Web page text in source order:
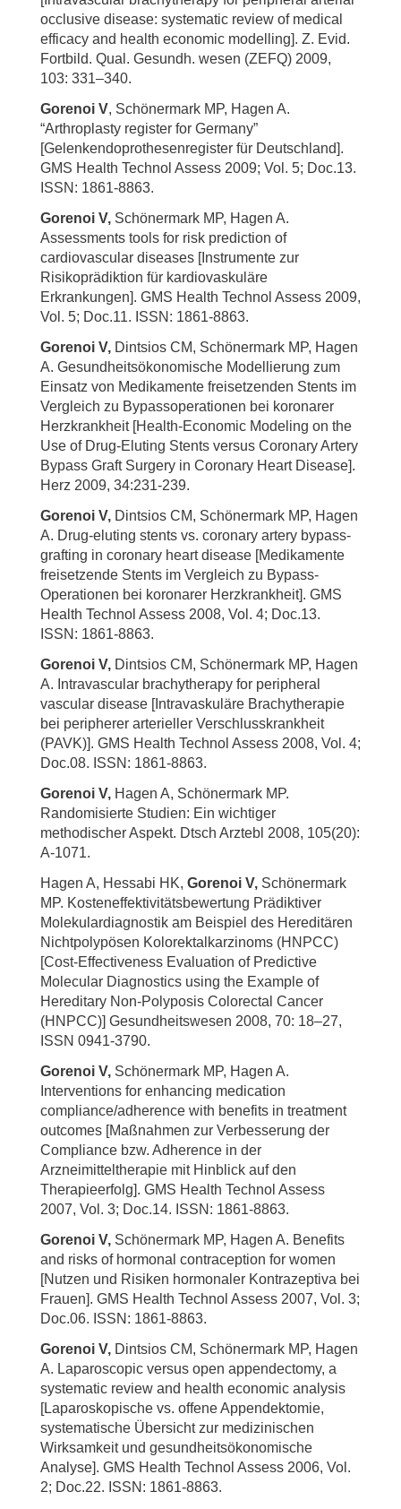
occlusive disease: systematic review of medical
efficacy and health economic modelling]. Z. Evid.
Fortbild. Qual. Gesundh. wesen (ZEFQ) 2009,
103: 331–340.
Gorenoi V, Schönermark MP, Hagen A.
“Arthroplasty register for Germany”
[Gelenkendoprothesenregister für Deutschland].
GMS Health Technol Assess 2009; Vol. 5; Doc.13.
ISSN: 1861-8863.
Gorenoi V, Schönermark MP, Hagen A.
Assessments tools for risk prediction of
cardiovascular diseases [Instrumente zur
Risikoprädiktion für kardiovaskuläre
Erkrankungen]. GMS Health Technol Assess 2009,
Vol. 5; Doc.11. ISSN: 1861-8863.
Gorenoi V, Dintsios CM, Schönermark MP, Hagen
A. Gesundheitsökonomische Modellierung zum
Einsatz von Medikamente freisetzenden Stents im
Vergleich zu Bypassoperationen bei koronarer
Herzkrankheit [Health-Economic Modeling on the
Use of Drug-Eluting Stents versus Coronary Artery
Bypass Graft Surgery in Coronary Heart Disease].
Herz 2009, 34:231-239.
Gorenoi V, Dintsios CM, Schönermark MP, Hagen
A. Drug-eluting stents vs. coronary artery bypass-
grafting in coronary heart disease [Medikamente
freisetzende Stents im Vergleich zu Bypass-
Operationen bei koronarer Herzkrankheit]. GMS
Health Technol Assess 2008, Vol. 4; Doc.13.
ISSN: 1861-8863.
Gorenoi V, Dintsios CM, Schönermark MP, Hagen
A. Intravascular brachytherapy for peripheral
vascular disease [Intravaskuläre Brachytherapie
bei peripherer arterieller Verschlusskrankheit
(PAVK)]. GMS Health Technol Assess 2008, Vol. 4;
Doc.08. ISSN: 1861-8863.
Gorenoi V, Hagen A, Schönermark MP.
Randomisierte Studien: Ein wichtiger
methodischer Aspekt. Dtsch Arztebl 2008, 105(20):
A-1071.
Hagen A, Hessabi HK, Gorenoi V, Schönermark
MP. Kosteneffektivitätsbewertung Prädiktiver
Molekulardiagnostik am Beispiel des Hereditären
Nichtpolypösen Kolorektalkarzinoms (HNPCC)
[Cost-Effectiveness Evaluation of Predictive
Molecular Diagnostics using the Example of
Hereditary Non-Polyposis Colorectal Cancer
(HNPCC)] Gesundheitswesen 2008, 70: 18–27,
ISSN 0941-3790.
Gorenoi V, Schönermark MP, Hagen A.
Interventions for enhancing medication
compliance/adherence with benefits in treatment
outcomes [Maßnahmen zur Verbesserung der
Compliance bzw. Adherence in der
Arzneimitteltherapie mit Hinblick auf den
Therapieerfolg]. GMS Health Technol Assess
2007, Vol. 3; Doc.14. ISSN: 1861-8863.
Gorenoi V, Schönermark MP, Hagen A. Benefits
and risks of hormonal contraception for women
[Nutzen und Risiken hormonaler Kontrazeptiva bei
Frauen]. GMS Health Technol Assess 2007, Vol. 3;
Doc.06. ISSN: 1861-8863.
Gorenoi V, Dintsios CM, Schönermark MP, Hagen
A. Laparoscopic versus open appendectomy, a
systematic review and health economic analysis
[Laparoskopische vs. offene Appendektomie,
systematische Übersicht zur medizinischen
Wirksamkeit und gesundheitsökonomische
Analyse]. GMS Health Technol Assess 2006, Vol.
2; Doc.22. ISSN: 1861-8863.